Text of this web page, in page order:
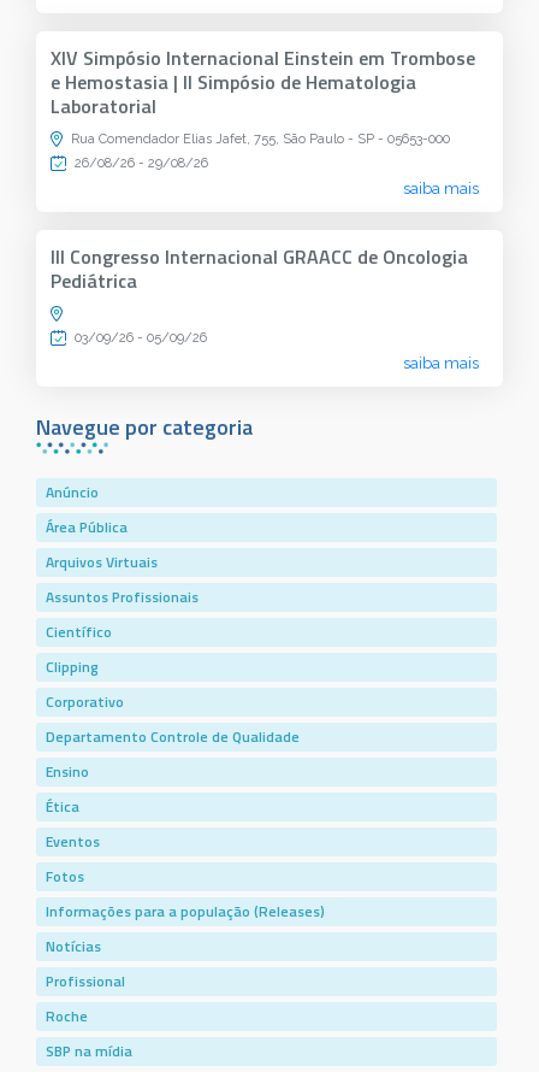
Navegue por categoria
Anúncio
Área Pública
Arquivos Virtuais
Assuntos Profissionais
Científico
Clipping
Corporativo
Departamento Controle de Qualidade
Ensino
Ética
Eventos
Fotos
Informações para a população (Releases)
Notícias
Profissional
Roche
SBP na mídia
XIV Simpósio Internacional Einstein em Trombose
e Hemostasia | II Simpósio de Hematologia
Laboratorial
Rua Comendador Elias Jafet, 755, São Paulo - SP - 05653-000
26/08/26 - 29/08/26
saiba mais
III Congresso Internacional GRAACC de Oncologia
Pediátrica
03/09/26 - 05/09/26
saiba mais